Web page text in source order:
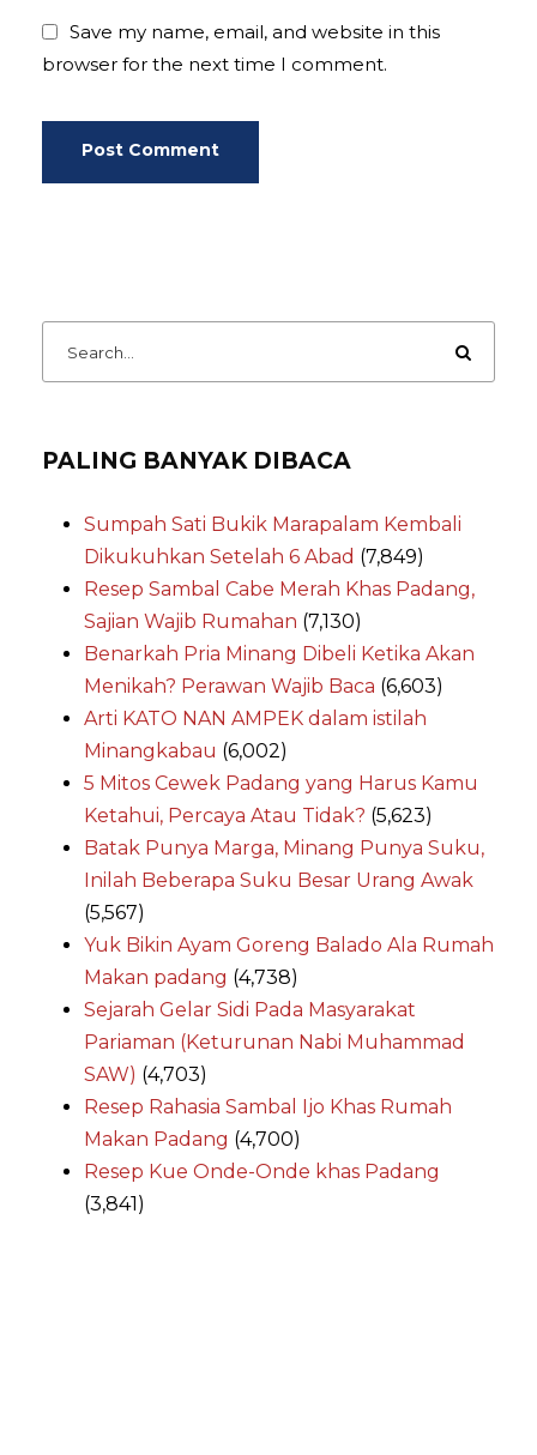
Save my name, email, and website in this
browser for the next time I comment.
PALING BANYAK DIBACA
Sumpah Sati Bukik Marapalam Kembali
Dikukuhkan Setelah 6 Abad (7,849)
Resep Sambal Cabe Merah Khas Padang,
Sajian Wajib Rumahan (7,130)
Benarkah Pria Minang Dibeli Ketika Akan
Menikah? Perawan Wajib Baca (6,603)
Arti KATO NAN AMPEK dalam istilah
Minangkabau (6,002)
5 Mitos Cewek Padang yang Harus Kamu
Ketahui, Percaya Atau Tidak? (5,623)
Batak Punya Marga, Minang Punya Suku,
Inilah Beberapa Suku Besar Urang Awak
(5,567)
Yuk Bikin Ayam Goreng Balado Ala Rumah
Makan padang (4,738)
Sejarah Gelar Sidi Pada Masyarakat
Pariaman (Keturunan Nabi Muhammad
SAW) (4,703)
Resep Rahasia Sambal Ijo Khas Rumah
Makan Padang (4,700)
Resep Kue Onde-Onde khas Padang
(3,841)